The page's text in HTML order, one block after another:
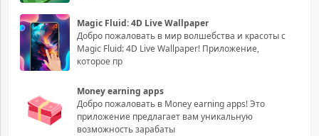
Magic Fluid: 4D Live Wallpaper
Добро пожаловать в мир волшебства и красоты с
Magic Fluid: 4D Live Wallpaper! Приложение,
которое пр
Money earning apps
Добро пожаловать в Money earning apps! Это
приложение предлагает вам уникальную
возможность зарабаты